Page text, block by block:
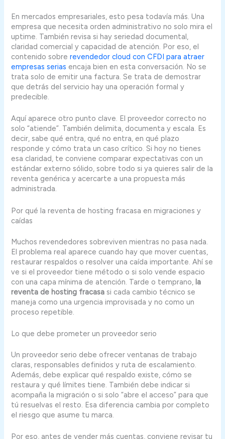
En mercados empresariales, esto pesa todavía más. Una
empresa que necesita orden administrativo no solo mira el
uptime. También revisa si hay seriedad documental,
claridad comercial y capacidad de atención. Por eso, el
contenido sobrerevendedor cloud con CFDI para atraer
empresas serias encaja bien en esta conversación. No se
trata solo de emitir una factura. Se trata de demostrar
que detrás del servicio hay una operación formal y
predecible.
Aquí aparece otro punto clave. El proveedor correcto no
solo “atiende”. También delimita, documenta y escala. Es
decir, sabe qué entra, qué no entra, en qué plazo
responde y cómo trata un caso crítico. Si hoy no tienes
esa claridad, te conviene comparar expectativas con un
estándar externo sólido, sobre todo si ya quieres salir de la
reventa genérica y acercarte a una propuesta más
administrada.
Por qué la reventa de hosting fracasa en migraciones y
caídas
Muchos revendedores sobreviven mientras no pasa nada.
El problema real aparece cuando hay que mover cuentas,
restaurar respaldos o resolver una caída importante. Ahí se
ve si el proveedor tiene método o si solo vende espacio
con una capa mínima de atención. Tarde o temprano, la
reventa de hosting fracasa si cada cambio técnico se
maneja como una urgencia improvisada y no como un
proceso repetible.
Lo que debe prometer un proveedor serio
Un proveedor serio debe ofrecer ventanas de trabajo
claras, responsables definidos y ruta de escalamiento.
Además, debe explicar qué respaldo existe, cómo se
restaura y qué límites tiene. También debe indicar si
acompaña la migración o si solo “abre el acceso” para que
tú resuelvas el resto. Esa diferencia cambia por completo
el riesgo que asume tu marca.
Por eso, antes de vender más cuentas, conviene revisar tu